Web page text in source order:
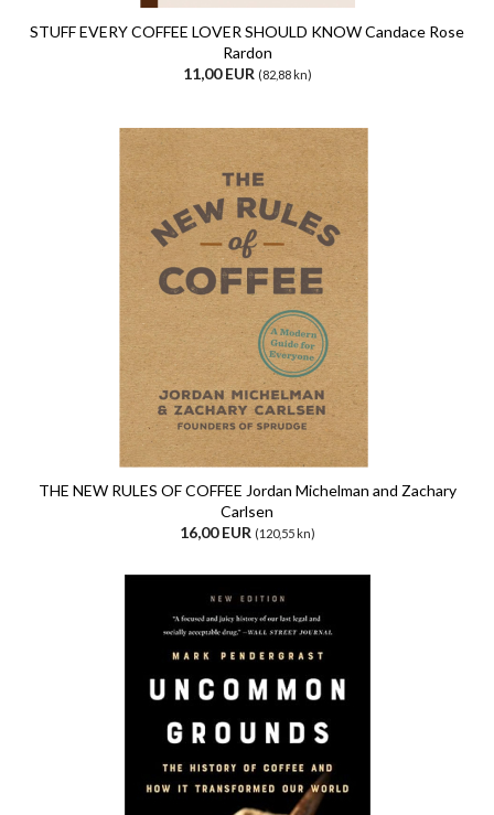
STUFF EVERY COFFEE LOVER SHOULD KNOW Candace Rose
Rardon
11,00 EUR (82,88 kn)
THE NEW RULES OF COFFEE Jordan Michelman and Zachary
Carlsen
16,00 EUR (120,55 kn)